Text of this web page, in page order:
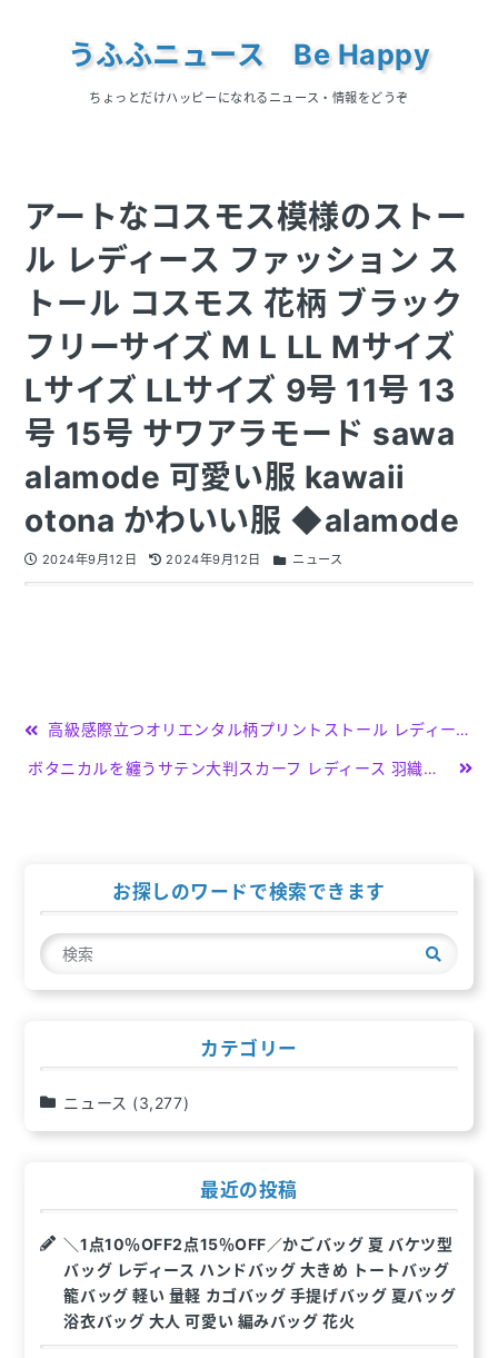
うふふニュース Be Happy
ちょっとだけハッピーになれるニュース・情報をどうぞ
アートなコスモス模様のストー
ル レディース ファッション ス
トール コスモス 花柄 ブラック
フリーサイズ M L LL Mサイズ
Lサイズ LLサイズ 9号 11号 13
号 15号 サワアラモード sawa
alamode 可愛い服 kawaii
otona かわいい服 ◆alamode
2024年9月12日 2024年9月12日 ニュース
投
稿
ー
シ
ョ
高級感際立つオリエンタル柄プリントストール レディースファッション 羽織り ブルー 青 パープル 紫 マフラー お出かけ 秋 冬 秋服 冬服 30代 40代 50代 60代 サワアラモード sawaalamode otona 大人 kawaii 可愛い 洋服 かわいい服 ◆alamode
ボタニカルを纏うサテン大判スカーフ レディース 羽織り 小物 大判 グリーン 緑 エメラルドグリーン 日焼け対策 春 春服 夏 夏服 秋 秋服 冬 冬服 通年 30代 40代 50代 60代 サワアラモード sawaalamode otona 大人 kawaii 可愛い 洋服 かわいい服 ◆Sawa
お探しのワードで検索できます
検
索
カテゴリー
ニュース (3,277)
最近の投稿
＼1点10％OFF2点15％OFF／かごバッグ 夏 バケツ型
バッグ レディース ハンドバッグ 大きめ トートバッグ
籠バッグ 軽い 量軽 カゴバッグ 手提げバッグ 夏バッグ
浴衣バッグ 大人 可愛い 編みバッグ 花火